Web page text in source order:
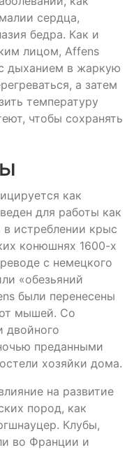
сердца,
бедра. Как и
лицом, Affens
дыханием в жаркую
а затем
температуру
чтобы сохранять
как
для работы как
в истреблении крыс
конюшнях 1600-х
с немецкого
«обезьяний
были перенесены
мышей. Со
двойного
преданными
хозяйки дома.
на развитие
пород, как
Клубы,
во Франции и